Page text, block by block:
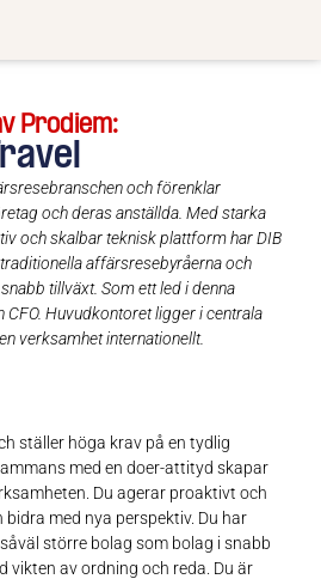
Prodiem:
och förenklar
och deras anställda. Med starka
och skalbar teknisk plattform har DIB
affärsresebyråerna och
tillväxt. Som ett led i denna
CFO. Huvudkontoret ligger i centrala
verksamhet internationellt.
ställer höga krav på en tydlig
med en doer-attityd skapar
Du agerar proaktivt och
med nya perspektiv. Du har
större bolag som bolag i snabb
vikten av ordning och reda. Du är